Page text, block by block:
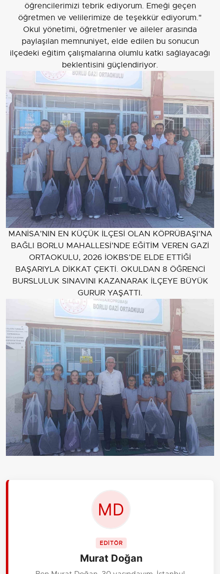
öğrencilerimizi tebrik ediyorum. Emeği geçen
öğretmen ve velilerimize de teşekkür ediyorum."
Okul yönetimi, öğretmenler ve aileler arasında
paylaşılan memnuniyet, elde edilen bu sonucun
ilçedeki eğitim çalışmalarına olumlu katkı sağlayacağı
beklentisini güçlendiriyor.
MANİSA’NIN EN KÜÇÜK İLÇESİ OLAN KÖPRÜBAŞI'NA
BAĞLI BORLU MAHALLESİ’NDE EĞİTİM VEREN GAZİ
ORTAOKULU, 2026 İOKBS’DE ELDE ETTİĞİ
BAŞARIYLA DİKKAT ÇEKTİ. OKULDAN 8 ÖĞRENCİ
BURSLULUK SINAVINI KAZANARAK İLÇEYE BÜYÜK
GURUR YAŞATTI.
EDİTÖR
Murat Doğan